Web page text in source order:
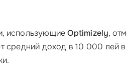
использующиеOptimizely,
средний доход в 10 000 лей